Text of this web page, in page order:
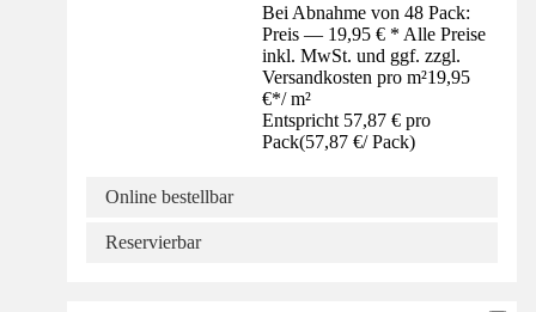
Bei Abnahme von 48 Pack:
Preis — 19,95 € * Alle Preise
inkl. MwSt. und ggf. zzgl.
Versandkosten pro m²19,95
€*/ m²
Entspricht 57,87 € pro
Pack(57,87 €/ Pack)
Online bestellbar
Reservierbar